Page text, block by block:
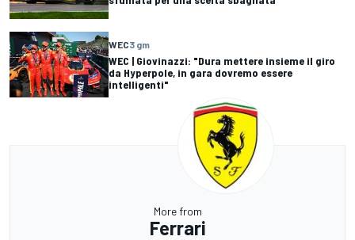
WEC3 gm
WEC | Giovinazzi: "Dura mettere insieme il giro
da Hyperpole, in gara dovremo essere
intelligenti"
More from
Ferrari